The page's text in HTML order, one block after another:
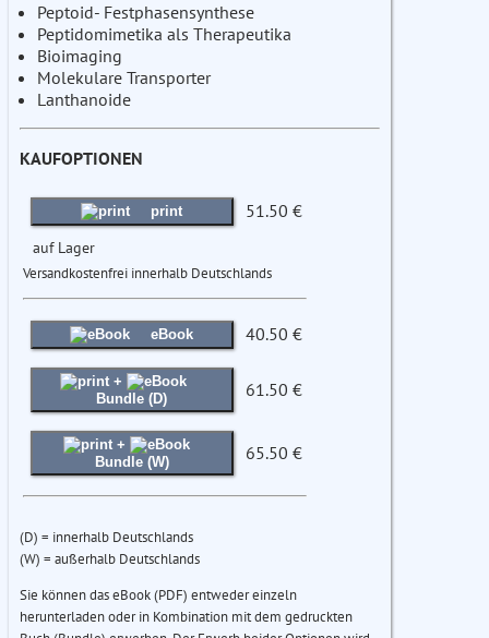
Peptoid- Festphasensynthese
Peptidomimetika als Therapeutika
Bioimaging
Molekulare Transporter
Lanthanoide
KAUFOPTIONEN
print 51.50 €
auf Lager
Versandkostenfrei innerhalb Deutschlands
eBook 40.50 €
+
Bundle (D)
61.50 €
+
Bundle (W)
65.50 €
(D) = innerhalb Deutschlands
(W) = außerhalb Deutschlands
Sie können das eBook (PDF) entweder einzeln
herunterladen oder in Kombination mit dem gedruckten